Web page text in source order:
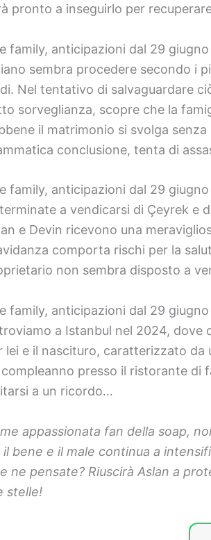
pronto a inseguirlo per
family, anticipazioni dal 29
sembra procedere secondo i
Nel tentativo di salvaguardare
sorveglianza, scopre che la
il matrimonio si svolga
conclusione, tenta di
family, anticipazioni dal 29
a vendicarsi di Çeyrek e
e Devin ricevono una
comporta rischi per la
non sembra disposto a
family, anticipazioni dal 29
a Istanbul nel 2024,
lei e il nascituro, caratterizzato da
presso il ristorante di
a un ricordo…
appassionata fan della soap,
il bene e il male continua a
ne pensate? Riuscirà Aslan a
stelle!